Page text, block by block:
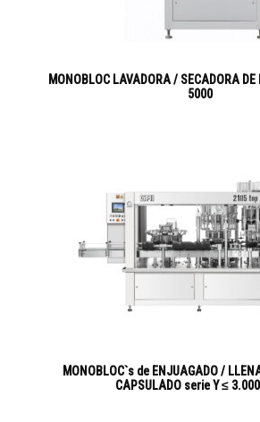
MONOBLOC LAVADORA / SECADORA
5000
MONOBLOC`s de ENJUAGADO /
CAPSULADO serie Y ≤ 3.000